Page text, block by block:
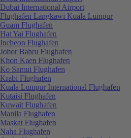
Dubai International Airport
Flughafen Langkawi Kuala Lumpur
Guam Flughafen
Hat Yai Flughafen
Incheon Flughafen
Johor Bahru Flughafen
Khon Kaen Flughafen
Ko Samui Flughafen
Krabi Flughafen
Kuala Lumpur International Flughafen
Kutaisi Flughafen
Kuwait Flughafen
Manila Flughafen
Maskat Flughafen
Naha Flughafen